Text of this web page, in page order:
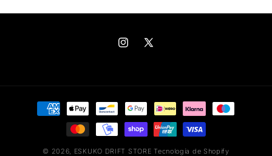
Instagram
X
Formas
© 2026, ESKUKO DRIFT STORE Tecnología de Shopify